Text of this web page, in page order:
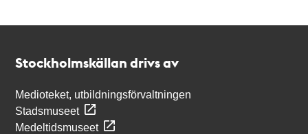
Stockholmskällan drivs av
Medioteket, utbildningsförvaltningen
Stadsmuseet
Medeltidsmuseet